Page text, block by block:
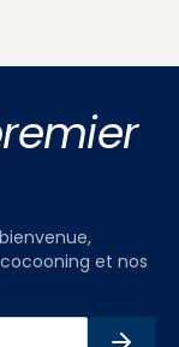
et nos